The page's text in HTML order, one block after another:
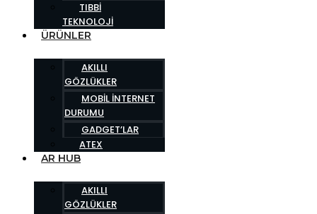
TIBBI
TEKNOLOJI
ÜRÜNLER
AKILLI
GÖZLÜKLER
MOBIL İNTERNET
DURUMU
GADGET’LAR
ATEX
AR HUB
AKILLI
GÖZLÜKLER